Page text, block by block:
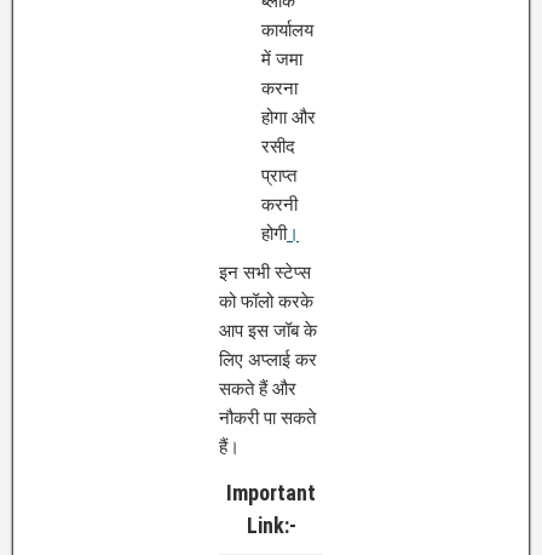
कार्यालय
में जमा
करना
होगा और
रसीद
प्राप्त
करनी
होगी।
इन सभी स्टेप्स
को फॉलो करके
आप इस जॉब के
लिए अप्लाई कर
सकते हैं और
नौकरी पा सकते
हैं।
Important
Link:-